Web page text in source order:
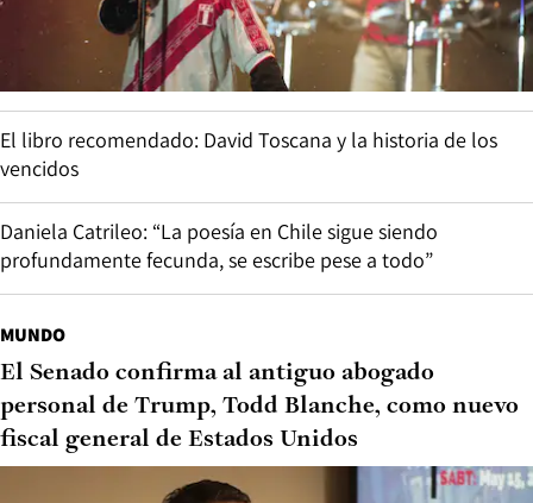
El libro recomendado: David Toscana y la historia de los
vencidos
Daniela Catrileo: “La poesía en Chile sigue siendo
profundamente fecunda, se escribe pese a todo”
MUNDO
El Senado confirma al antiguo abogado
personal de Trump, Todd Blanche, como nuevo
fiscal general de Estados Unidos